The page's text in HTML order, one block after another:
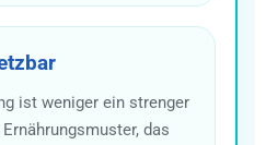
ist weniger ein strenger
das